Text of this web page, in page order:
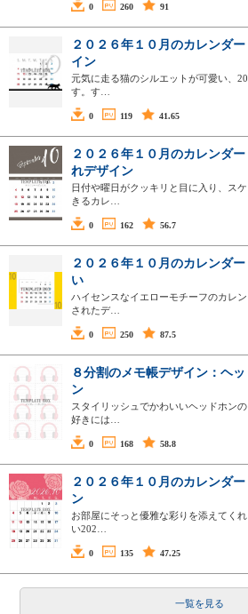
0 260 91
２０２６年１０月のカレンダ
イン
元気に走る猫のシルエットが可愛い、
す。す…
0 119 41.65
２０２６年１０月のカレンダ
れデザイン
日付や曜日がクッキリと目に入り、ス
きるカレ…
0 162 56.7
２０２６年１０月のカレンダ
い
ハイセンスなイエローモチーフのカレ
されたデ…
0 250 87.5
８分割のメモ帳デザイン：ヘ
ン
スタイリッシュでかわいいヘッドホン
好きには…
0 168 58.8
２０２６年１０月のカレンダ
ン
お部屋にそっと優雅な彩りを添えてく
い202…
0 135 47.25
一覧を見る